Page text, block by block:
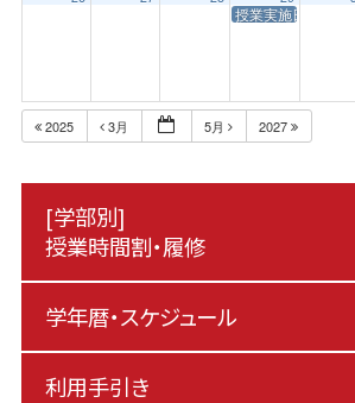
授業実施日（昭和
2025 3月 5月 2027
[学部別]
授業時間割・履修
学年暦・スケジュール
利用手引き